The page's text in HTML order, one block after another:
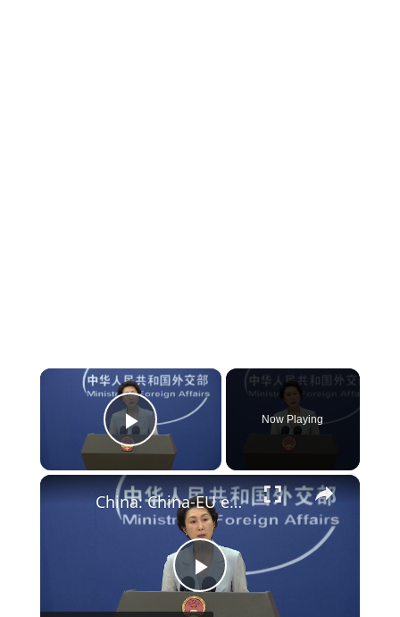
×
Play Video
Now Playing
×
Play
China: China-EU economic, trade ties are mutually beneficial, win-win in nature: spokeswoman.